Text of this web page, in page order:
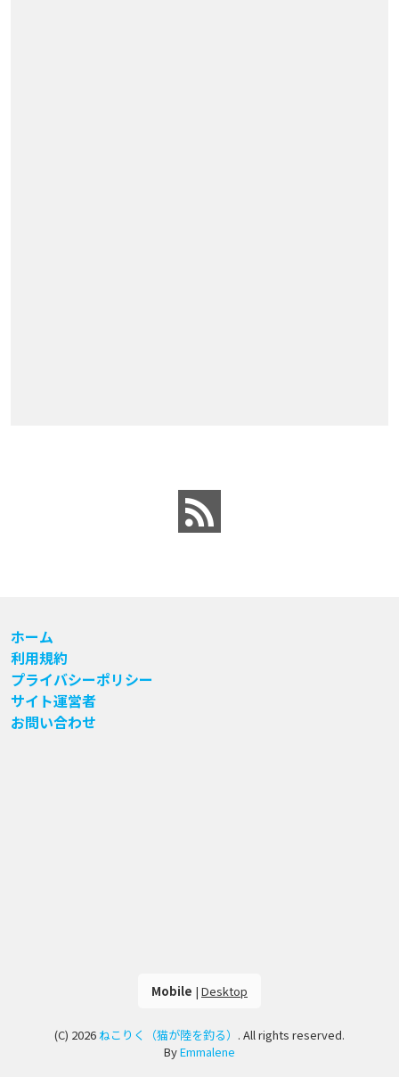
ホーム
利用規約
プライバシーポリシー
サイト運営者
お問い合わせ
Mobile | Desktop
(C) 2026ねこりく（猫が陸を釣る） . All rights reserved.
ByEmmalene